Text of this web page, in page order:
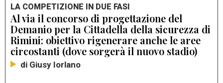
LA COMPETIZIONE IN DUE FASI
Al via il concorso di progettazione del
Demanio per la Cittadella della sicurezza di
Rimini: obiettivo rigenerare anche le aree
circostanti (dove sorgerà il nuovo stadio)
di Giusy Iorlano